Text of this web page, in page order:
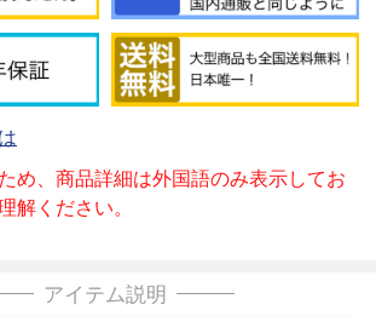
め、商品詳細は外国語のみ表示してお
解ください。
アイテム説明